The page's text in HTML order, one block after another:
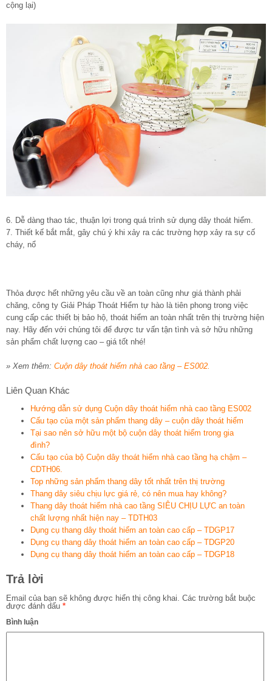
cộng lại)
6. Dễ dàng thao tác, thuận lợi trong quá trình sử dụng dây thoát hiểm.
7. Thiết kế bắt mắt, gây chú ý khi xảy ra các trường hợp xảy ra sự cố
cháy, nổ
Thỏa được hết những yêu cầu về an toàn cũng như giá thành phải
chăng, công ty Giải Pháp Thoát Hiểm tự hào là tiên phong trong việc
cung cấp các thiết bị bảo hộ, thoát hiểm an toàn nhất trên thị trường hiện
nay. Hãy đến với chúng tôi để được tư vấn tận tình và sở hữu những
sản phẩm chất lượng cao – giá tốt nhé!
» Xem thêm: Cuộn dây thoát hiểm nhà cao tầng – ES002.
Liên Quan Khác
Hướng dẫn sử dụng Cuộn dây thoát hiểm nhà cao tầng ES002
Cấu tạo của một sản phẩm thang dây – cuộn dây thoát hiểm
Tại sao nên sở hữu một bộ cuộn dây thoát hiểm trong gia
đình?
Cấu tạo của bộ Cuộn dây thoát hiểm nhà cao tầng hạ chậm –
CDTH06.
Top những sản phẩm thang dây tốt nhất trên thị trường
Thang dây siêu chịu lực giá rẻ, có nên mua hay không?
Thang dây thoát hiểm nhà cao tầng SIÊU CHỊU LỰC an toàn
chất lượng nhất hiện nay – TDTH03
Dụng cụ thang dây thoát hiểm an toàn cao cấp – TDGP17
Dụng cụ thang dây thoát hiểm an toàn cao cấp – TDGP20
Dụng cụ thang dây thoát hiểm an toàn cao cấp – TDGP18
Trả lời
Email của bạn sẽ không được hiển thị công khai. Các trường bắt buộc
được đánh dấu *
Bình luận